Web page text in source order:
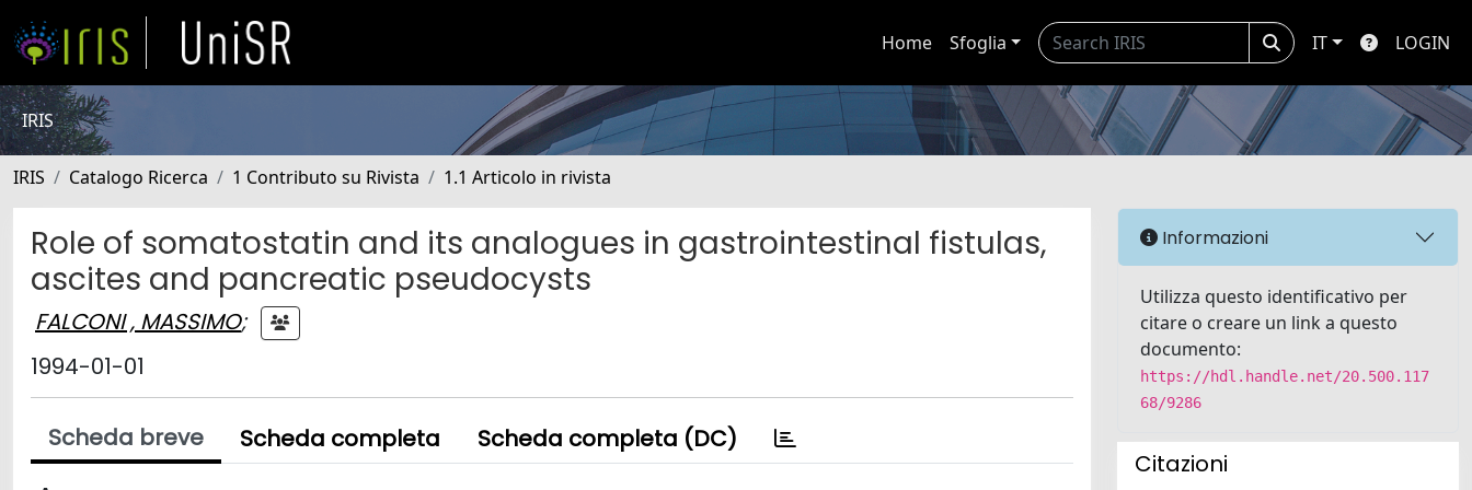
Home Sfoglia IT LOGIN
IRIS
IRIS Catalogo Ricerca 1 Contributo su Rivista 1.1 Articolo in rivista
Role of somatostatin and its analogues in gastrointestinal fistulas,
ascites and pancreatic pseudocysts
FALCONI , MASSIMO;
1994-01-01
Scheda breve Scheda completa Scheda completa (DC)
Informazioni
Utilizza questo identificativo per
citare o creare un link a questo
documento:
https://hdl.handle.net/20.500.117
68/9286
Citazioni